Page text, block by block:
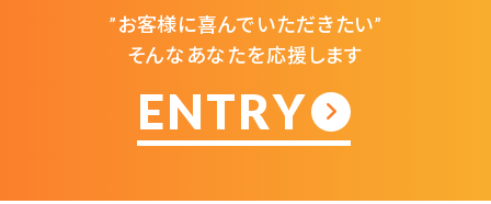
”お客様に喜んでいただきたい”
そんなあなたを応援します
ENTRY